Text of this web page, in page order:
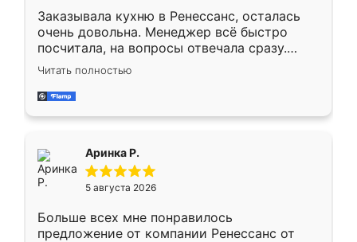
Заказывала кухню в Ренессанс, осталась
очень довольна. Менеджер всё быстро
посчитала, на вопросы отвечала сразу.
Замерщик приехал в субботу, подошёл к
делу со всей ответственностью. Собрали
за день, ребята работали аккуратно, даже
Читать полностью
Аринка Р.
5 августа 2026
Больше всех мне понравилось
предложение от компании Ренессанс от